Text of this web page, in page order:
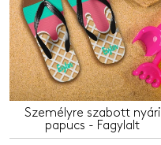
Személyre szabott nyári
papucs - Fagylalt